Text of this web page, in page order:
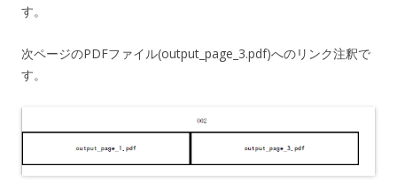
す。
次ページのPDFファイル(output_page_3.pdf)へのリンク注釈で
す。